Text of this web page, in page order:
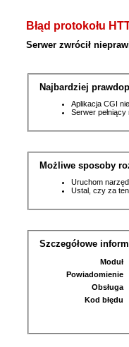
Błąd protokołu
Serwer zwrócił
Najbardziej
Aplikacja CGI
Serwer
Możliwe sposoby
Uruchom
Ustal, czy za
Szczegółowe
Moduł
Powiadomienie
Obsługa
Kod błędu